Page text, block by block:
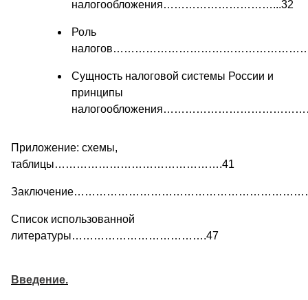
налогообложения…………………………...32
Роль
Сущность налоговой системы России и
принципы
Приложение: схемы,
таблицы……………………………………….41
Список использованной
литературы……………………………….47
Введение.